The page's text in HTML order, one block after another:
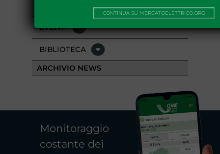
CONTINUA SU MERCATOELETTRICO.ORG
EVENTI
BIBLIOTECA
ARCHIVIO NEWS
Monitoraggio
costante dei